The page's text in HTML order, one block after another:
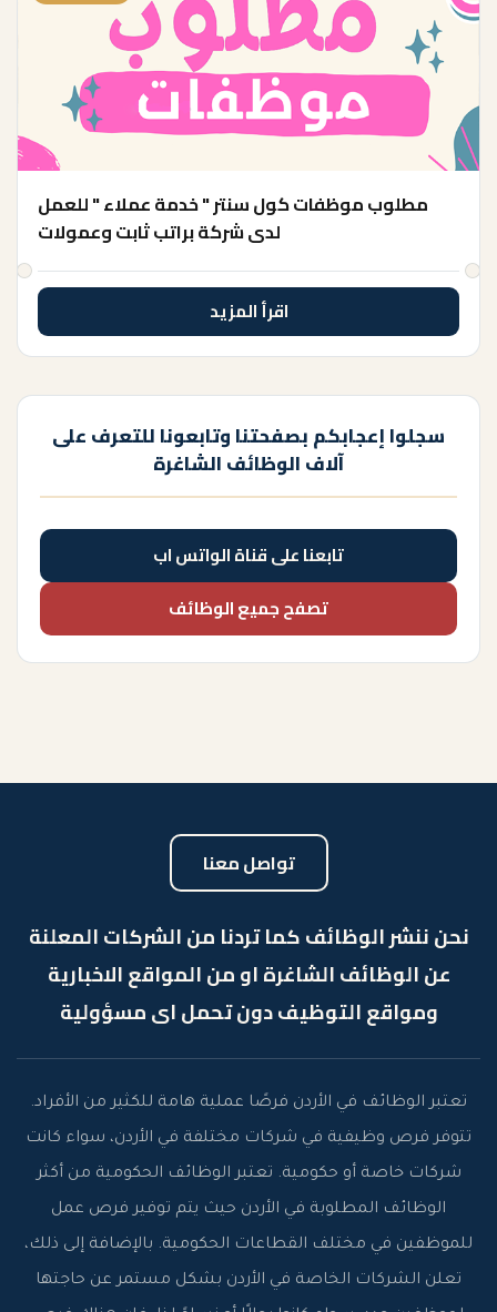
مطلوب موظفات كول سنتر " خدمة عملاء " للعمل
لدى شركة براتب ثابت وعمولات
اقرأ المزيد
سجلوا إعجابكم بصفحتنا وتابعونا للتعرف على
آلاف الوظائف الشاغرة
تابعنا على قناة الواتس اب
تصفح جميع الوظائف
تواصل معنا
نحن ننشر الوظائف كما تردنا من الشركات المعلنة
عن الوظائف الشاغرة او من المواقع الاخبارية
ومواقع التوظيف دون تحمل اى مسؤولية
تعتبر الوظائف في الأردن فرصًا عملية هامة للكثير من الأفراد.
تتوفر فرص وظيفية في شركات مختلفة في الأردن، سواء كانت
شركات خاصة أو حكومية. تعتبر الوظائف الحكومية من أكثر
الوظائف المطلوبة في الأردن حيث يتم توفير فرص عمل
للموظفين في مختلف القطاعات الحكومية. بالإضافة إلى ذلك،
تعلن الشركات الخاصة في الأردن بشكل مستمر عن حاجتها